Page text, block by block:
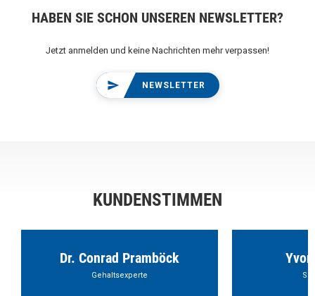
HABEN SIE SCHON UNSEREN NEWSLETTER?
Jetzt anmelden und keine Nachrichten mehr verpassen!
NEWSLETTER
KUNDENSTIMMEN
Dr. Conrad Pramböck
Gehaltsexperte